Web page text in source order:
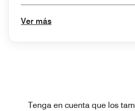
necesidades especiales de
Instalaciones para personas
especiales de movilidad y
Ver más
Tenga en cuenta que los